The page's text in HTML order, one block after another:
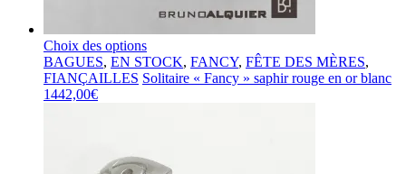
Choix des options
BAGUES, EN STOCK, FANCY, FÊTE DES MÈRES,
FIANÇAILLES Solitaire « Fancy » saphir rouge en or blanc
1442,00€